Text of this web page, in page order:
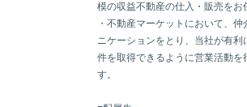
模の収益不動産の仕入・販売をお
・不動産マーケットにおいて、
ニケーションをとり、当社が有利
件を取得できるように営業活動を
す。